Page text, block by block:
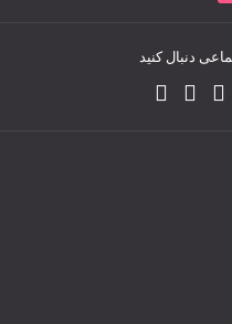
دنبال کنید